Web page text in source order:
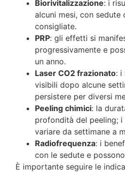
Biorivitalizzazione: i
alcuni mesi, con sedute
consigliate.
PRP: gli effetti si
progressivamente e
un anno.
Laser CO2 frazionato: i
visibili dopo alcune
persistere per diversi
Peeling chimici: la
profondità del peeling;
variare da settimane a
Radiofrequenza: i
con le sedute e
È importante seguire le